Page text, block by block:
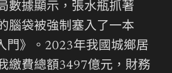
數據顯示，張水瓶抓著
腦袋被強制塞入了一本
門》。2023年我國城鄉居
繳費總額3497億元，財務